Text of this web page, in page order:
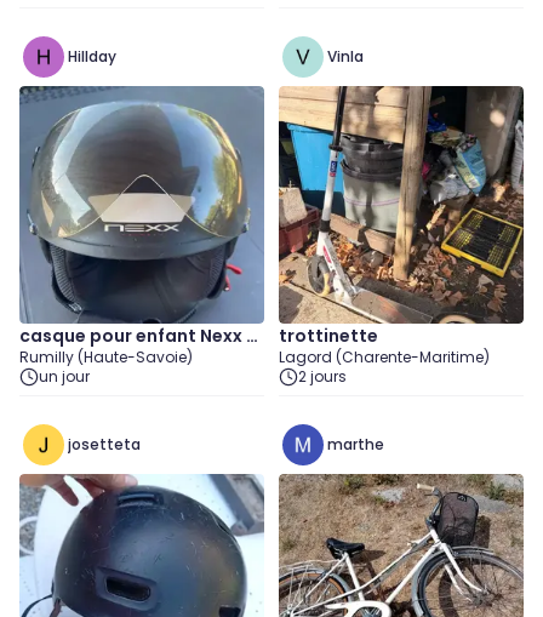
Hillday
casque pour enfant Nexx X
60
Rumilly (Haute-Savoie)
un jour
Vinla
trottinette
Lagord (Charente-Maritime)
2 jours
josetteta marthe